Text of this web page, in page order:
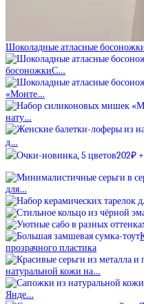
Шоколадные атласные
босоножкиС…
«Монте…
нату…
д…
для…
прозрачного пластика
натуральной кожи на…
Янде…